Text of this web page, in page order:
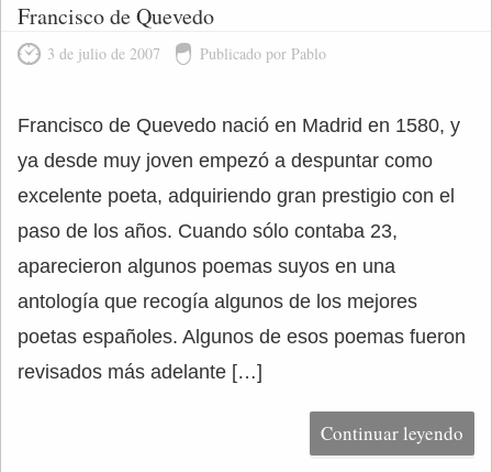
Francisco de Quevedo
3 de julio de 2007 Publicado por Pablo
Francisco de Quevedo nació en Madrid en 1580, y
ya desde muy joven empezó a despuntar como
excelente poeta, adquiriendo gran prestigio con el
paso de los años. Cuando sólo contaba 23,
aparecieron algunos poemas suyos en una
antología que recogía algunos de los mejores
poetas españoles. Algunos de esos poemas fueron
revisados más adelante […]
Continuar leyendo